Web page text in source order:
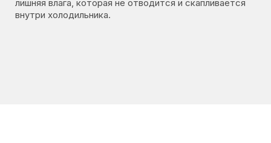
Что можно проверить
самостоятельно